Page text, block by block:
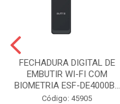
FECHADURA DIGITAL DE
EMBUTIR WI-FI COM
BIOMETRIA ESF-DE4000B...
Código: 45905